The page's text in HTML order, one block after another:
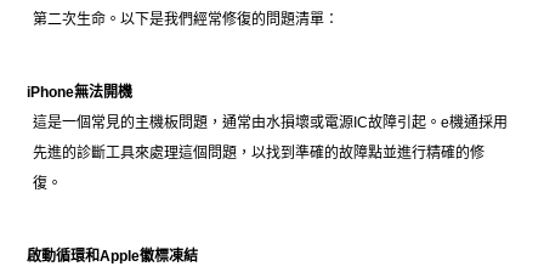
第二次生命。以下是我們經常修復的問題清單：
iPhone無法開機
這是一個常見的主機板問題，通常由水損壞或電源IC故障引起。e機通採用
先進的診斷工具來處理這個問題，以找到準確的故障點並進行精確的修
復。
啟動循環和Apple徽標凍結